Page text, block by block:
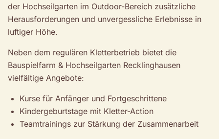
der Hochseilgarten im Outdoor-Bereich zusätzliche
Herausforderungen und unvergessliche Erlebnisse in
luftiger Höhe.
Neben dem regulären Kletterbetrieb bietet die
Bauspielfarm & Hochseilgarten Recklinghausen
vielfältige Angebote:
Kurse für Anfänger und Fortgeschrittene
Kindergeburtstage mit Kletter-Action
Teamtrainings zur Stärkung der Zusammenarbeit